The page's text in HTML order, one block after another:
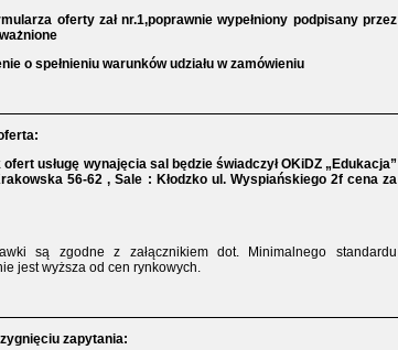
oferty zał nr.1,poprawnie wypełniony podpisany przez
o spełnieniu warunków udziału w zamówieniu
usługę wynajęcia sal będzie świadczył OKiDZ „Edukacja”
56-62 , Sale : Kłodzko ul. Wyspiańskiego 2f cena za
są zgodne z załącznikiem dot. Minimalnego standardu
jest wyższa od cen rynkowych.
zapytania: